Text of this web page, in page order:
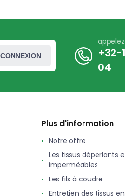
CONNEXION
+32-
04
Plus d'information
Notre offre
Les tissus déperlants
imperméables
Les fils à coudre
Entretien des tissus